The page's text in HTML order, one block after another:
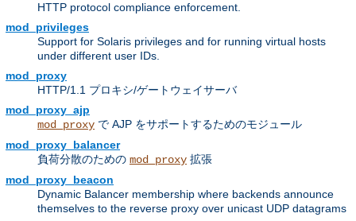
HTTP protocol compliance enforcement.
mod_privileges
Support for Solaris privileges and for running virtual hosts
under different user IDs.
mod_proxy
HTTP/1.1 プロキシ/ゲートウェイサーバ
mod_proxy_ajp
mod_proxy で AJP をサポートするためのモジュール
mod_proxy_balancer
負荷分散のための mod_proxy 拡張
mod_proxy_beacon
Dynamic Balancer membership where backends announce
themselves to the reverse proxy over unicast UDP datagrams